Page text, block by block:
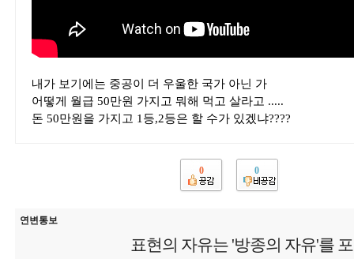
내가 보기에는 중공이 더 우울한 국가 아닌 가
어떻게 월급 50만원 가지고 뭐해 먹고 살라고 .....
돈 50만원을 가지고 1등,2등은 할 수가 있겠냐????
0 0
연변통보
표현의 자유는 '방종의 자유'를